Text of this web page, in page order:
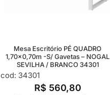
Mesa Escritório PÉ QUADRO
1,70×0,70m -S/ Gavetas – NOGAL
SEVILHA / BRANCO 34301
cod: 34301
R$ 560,80